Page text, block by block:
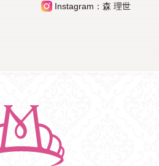
Instagram：森 理世